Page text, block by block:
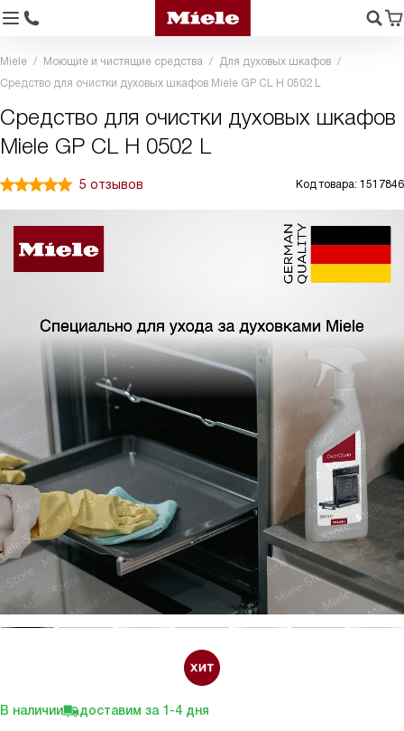
Miele Моющие и чистящие средства
Для духовых шкафов
Средство для очистки духовых шкафов Miele GP CL H 0502 L
Средство для очистки духовых шкафов
Miele GP CL H 0502 L
5 отзывов Код товара: 1517846
В наличии доставим за 1-4 дня